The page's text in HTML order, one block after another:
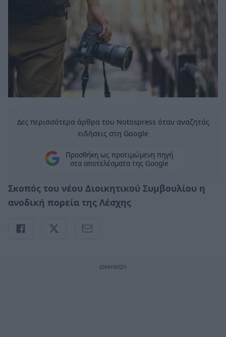
Δες περισσότερα άρθρα του Notospress όταν αναζητάς
ειδήσεις στη Google
Προσθήκη ως προτιμώμενη πηγή
στα αποτελέσματα της Google
Σκοπός του νέου Διοικητικού Συμβουλίου η
ανοδική πορεία της Λέσχης